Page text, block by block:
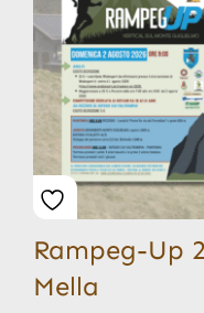
Rampeg-Up
Mella